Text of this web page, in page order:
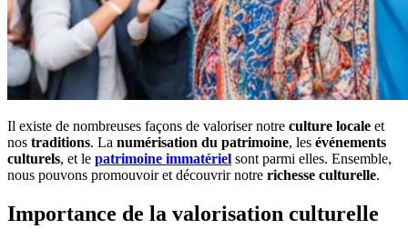
Il existe de nombreuses façons de valoriser notre culture locale et
nos traditions. La numérisation du patrimoine, les événements
culturels, et le patrimoine immatériel sont parmi elles. Ensemble,
nous pouvons promouvoir et découvrir notre richesse culturelle.
Importance de la valorisation culturelle